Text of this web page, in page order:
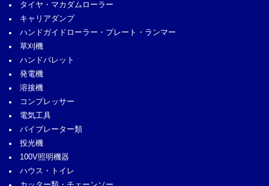
タイヤ・マカダムローラー
キャリアダンプ
ハンドガイドローラー・プレート・ランマー
草刈機
ハンドパレット
発電機
溶接機
コンプレッサー
電気工具
バイブレーター類
投光機
100V照明機器
ハウス・トイレ